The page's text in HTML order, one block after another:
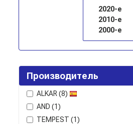
2020-е
2010-е
2000-е
Производитель
ALKAR (8)
AND (1)
TEMPEST (1)